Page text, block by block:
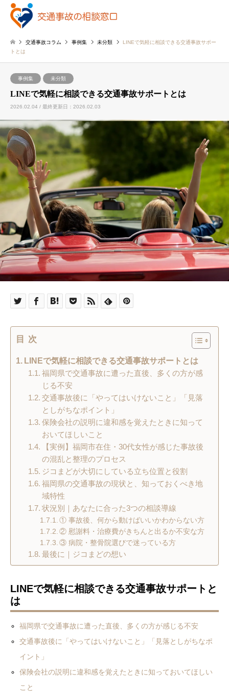
交通事故コラム 事例集 未分類
LINEで気軽に相談できる交通事故サポー
トとは
事例集 未分類
LINEで気軽に相談できる交通事故サポートとは
2026.02.04 / 最終更新日：2026.02.03
目次
LINEで気軽に相談できる交通事故サポートとは
福岡県で交通事故に遭った直後、多くの方が感
じる不安
交通事故後に「やってはいけないこと」「見落
としがちなポイント」
保険会社の説明に違和感を覚えたときに知って
おいてほしいこと
【実例】福岡市在住・30代女性が感じた事故後
の混乱と整理のプロセス
ジコまどが大切にしている立ち位置と役割
福岡県の交通事故の現状と、知っておくべき地
域特性
状況別｜あなたに合った3つの相談導線
① 事故後、何から動けばいいかわからない方
② 慰謝料・治療費がきちんと出るか不安な方
③ 病院・整骨院選びで迷っている方
最後に｜ジコまどの想い
LINEで気軽に相談できる交通事故サポートと
は
福岡県で交通事故に遭った直後、多くの方が感じる不安
交通事故後に「やってはいけないこと」「見落としがちなポ
イント」
保険会社の説明に違和感を覚えたときに知っておいてほしい
こと